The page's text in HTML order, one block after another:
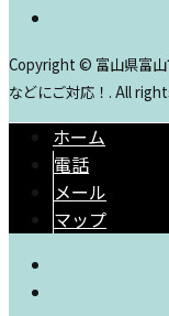
Copyright © 富山県富山
などにご対応！. All
ホーム
電話
メール
マップ